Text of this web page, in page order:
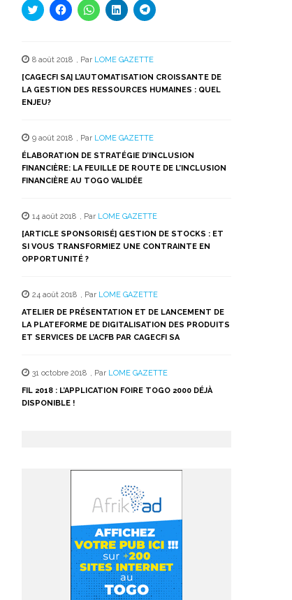
Cliquez
pour
une
nouvelle
fenêtre)
Cliquez
pour
une
nouvelle
fenêtre)
Cliquez
pour
une
nouvelle
fenêtre)
Cliquez
pour
une
nouvelle
fenêtre)
Cliquez
pour
une
nouvelle
fenêtre)
8 août 2018 , Par LOME GAZETTE
[CAGECFI SA] L’AUTOMATISATION CROISSANTE DE
LA GESTION DES RESSOURCES HUMAINES : QUEL
ENJEU?
9 août 2018 , Par LOME GAZETTE
ÉLABORATION DE STRATÉGIE D’INCLUSION
FINANCIÈRE: LA FEUILLE DE ROUTE DE L’INCLUSION
FINANCIÈRE AU TOGO VALIDÉE
14 août 2018 , Par LOME GAZETTE
[ARTICLE SPONSORISÉ] GESTION DE STOCKS : ET
SI VOUS TRANSFORMIEZ UNE CONTRAINTE EN
OPPORTUNITÉ ?
24 août 2018 , Par LOME GAZETTE
ATELIER DE PRÉSENTATION ET DE LANCEMENT DE
LA PLATEFORME DE DIGITALISATION DES PRODUITS
ET SERVICES DE L’ACFB PAR CAGECFI SA
31 octobre 2018 , Par LOME GAZETTE
FIL 2018 : L’APPLICATION FOIRE TOGO 2000 DÉJÀ
DISPONIBLE !